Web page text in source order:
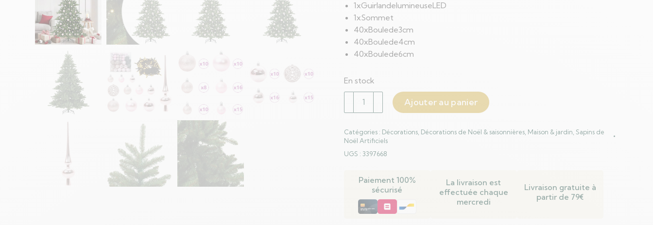
1xGuirlandelumineuseLED
1xSommet
40xBoulede3cm
40xBoulede4cm
40xBoulede6cm
En stock
quantité
de
Noël
Artificiel
Branches
Articulées
Ajouter au panier
Catégories : Décorations Décorations de Noël & saisonnières Maison & jardin Sapins de
Noël Artificiels
UGS : 3397668
Paiement 100%
sécurisé
La livraison est
effectuée chaque
mercredi
Livraison gratuite à
partir de 79€